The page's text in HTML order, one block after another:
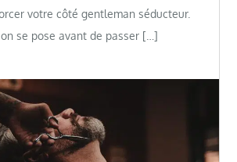
votre côté gentleman séducteur.
se pose avant de passer […]